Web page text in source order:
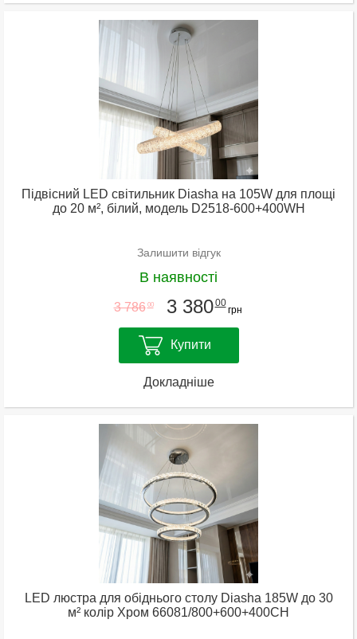
Підвісний LED світильник Diasha на 105W для площі
до 20 м², білий, модель D2518-600+400WH
Залишити відгук
В наявності
3 786 00 3 38000
грн
Купити
Докладніше
LED люстра для обіднього столу Diasha 185W до 30
м² колір Хром 66081/800+600+400CH